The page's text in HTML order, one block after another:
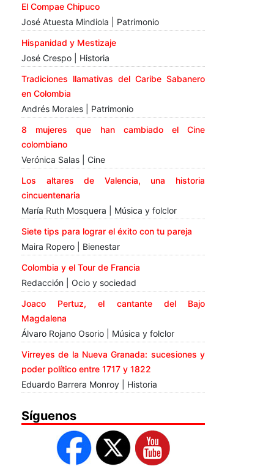
El Compae Chipuco
José Atuesta Mindiola | Patrimonio
Hispanidad y Mestizaje
José Crespo | Historia
Tradiciones llamativas del Caribe Sabanero
en Colombia
Andrés Morales | Patrimonio
8 mujeres que han cambiado el Cine
colombiano
Verónica Salas | Cine
Los altares de Valencia, una historia
cincuentenaria
María Ruth Mosquera | Música y folclor
Siete tips para lograr el éxito con tu pareja
Maira Ropero | Bienestar
Colombia y el Tour de Francia
Redacción | Ocio y sociedad
Joaco Pertuz, el cantante del Bajo
Magdalena
Álvaro Rojano Osorio | Música y folclor
Virreyes de la Nueva Granada: sucesiones y
poder político entre 1717 y 1822
Eduardo Barrera Monroy | Historia
Síguenos